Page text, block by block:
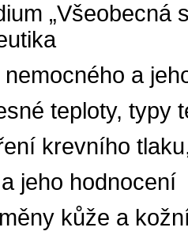
„Všeobecná
a
teploty, typy
krevního
jeho hodnocení
kůže a